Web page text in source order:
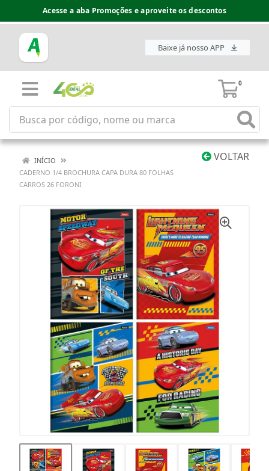
Acesse a aba Promoções e aproveite os descontos
Baixe já nosso APP
0
VOLTAR
INÍCIO
CADERNO 1/4 BROCHURA CAPA DURA 80 FOLHAS
CARROS 26 FORONI